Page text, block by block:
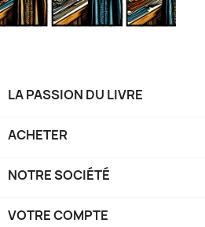
LA PASSION DU LIVRE
ACHETER
NOTRE SOCIÉTÉ
VOTRE COMPTE